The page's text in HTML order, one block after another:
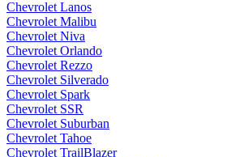
Chevrolet Lanos
Chevrolet Malibu
Chevrolet Niva
Chevrolet Orlando
Chevrolet Rezzo
Chevrolet Silverado
Chevrolet Spark
Chevrolet SSR
Chevrolet Suburban
Chevrolet Tahoe
Chevrolet TrailBlazer